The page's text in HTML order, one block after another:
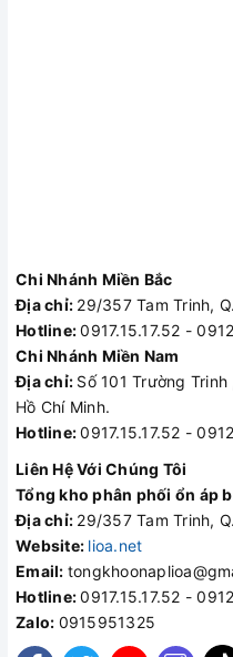
Chi Nhánh Miền Bắc
Địa chỉ: 29/357 Tam Trinh,
Hotline:0917.15.17.52 -
Chi Nhánh Miền Nam
Địa chỉ: Số 101 Trường
Hồ Chí Minh.
Hotline:0917.15.17.52 -
Liên Hệ Với Chúng Tôi
Tổng kho phân phối ổn áp
Địa chỉ: 29/357 Tam Trinh,
Website: lioa.net
Email:
Hotline:0917.15.17.52 -
Zalo: 0915951325